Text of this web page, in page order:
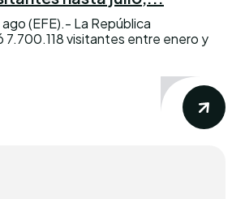
(EFE).- La República
7.700.118 visitantes entre enero y